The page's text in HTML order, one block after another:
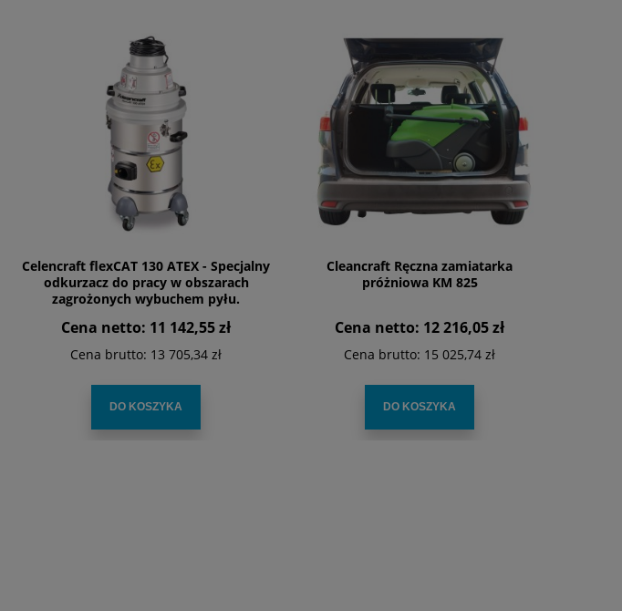
Celencraft flexCAT 130 ATEX - Specjalny
odkurzacz do pracy w obszarach
zagrożonych wybuchem pyłu.
Cena netto: 11 142,55 zł
Cena brutto: 13 705,34 zł
DO KOSZYKA
Cleancraft Ręczna zamiatarka
próżniowa KM 825
Cena netto: 12 216,05 zł
Cena brutto: 15 025,74 zł
DO KOSZYKA